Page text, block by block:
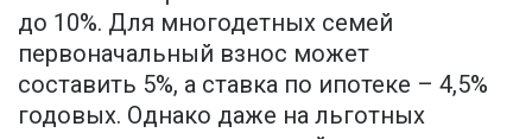
до 10%. Для многодетных семей
первоначальный взнос может
составить 5%, а ставка по ипотеке – 4,5%
годовых. Однако даже на льготных